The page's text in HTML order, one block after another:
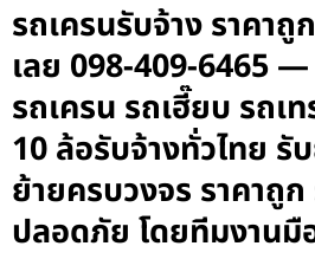
รถเครนรับจ้าง ราคาถู
เลย 098-409-6465 —
รถเครน รถเฮี๊ยบ รถเ
10 ล้อรับจ้างทั่วไทย
ย้ายครบวงจร ราคาถูก
ปลอดภัย โดยทีมงานมื